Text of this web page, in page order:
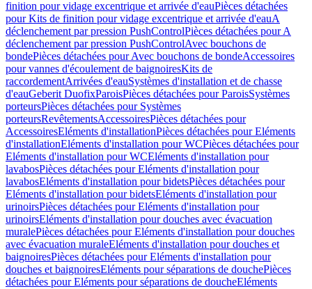
finition pour vidage excentrique et arrivée d'eauPièces détachées
pour Kits de finition pour vidage excentrique et arrivée d'eauA
déclenchement par pression PushControlPièces détachées pour A
déclenchement par pression PushControlAvec bouchons de
bondePièces détachées pour Avec bouchons de bondeAccessoires
pour vannes d'écoulement de baignoiresKits de
raccordementArrivées d'eauSystèmes d'installation et de chasse
d'eauGeberit DuofixParoisPièces détachées pour ParoisSystèmes
porteursPièces détachées pour Systèmes
porteursRevêtementsAccessoiresPièces détachées pour
AccessoiresEléments d'installationPièces détachées pour Eléments
d'installationEléments d'installation pour WCPièces détachées pour
Eléments d'installation pour WCEléments d'installation pour
lavabosPièces détachées pour Eléments d'installation pour
lavabosEléments d'installation pour bidetsPièces détachées pour
Eléments d'installation pour bidetsEléments d'installation pour
urinoirsPièces détachées pour Eléments d'installation pour
urinoirsEléments d'installation pour douches avec évacuation
muralePièces détachées pour Eléments d'installation pour douches
avec évacuation muraleEléments d'installation pour douches et
baignoiresPièces détachées pour Eléments d'installation pour
douches et baignoiresEléments pour séparations de douchePièces
détachées pour Eléments pour séparations de doucheEléments